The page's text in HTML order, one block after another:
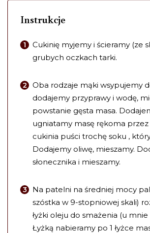
Instrukcje
Cukinię myjemy i ścieramy (ze
grubych oczkach tarki.
Oba rodzaje mąki wsypujemy
dodajemy przyprawy i wodę,
powstanie gęsta masa.
ugniatamy masę rękoma przez
cukinia puści trochę soku ,
Dodajemy oliwę, mieszamy.
słonecznika i mieszamy.
Na patelni na średniej mocy
szóstka w 9-stopniowej skali)
łyżki oleju do smażenia (u
Łyżką nabieramy po 1 łyżce